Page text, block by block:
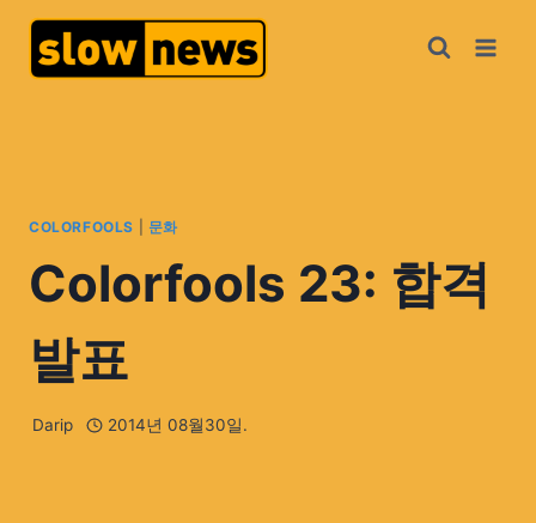
COLORFOOLS 문화
Colorfools 23: 합격
발표
Darip 2014년 08월30일.